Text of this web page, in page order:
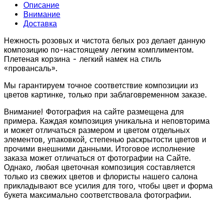
Описание
Внимание
Доставка
Нежность розовых и чистота белых роз делает данную
композицию по-настоящему легким комплиментом.
Плетеная корзина - легкий намек на стиль
«провансаль».
Мы гарантируем точное соответствие композиции из
цветов картинке, только при заблаговременном заказе.
Внимание! Фотография на сайте размещена для
примера. Каждая композиция уникальна и неповторима
и может отличаться размером и цветом отдельных
элементов, упаковкой, степенью раскрытости цветов и
прочими внешними данными. Итоговое исполнение
заказа может отличаться от фотографии на Сайте.
Однако, любая цветочная композиция составляется
только из свежих цветов и флористы нашего салона
прикладывают все усилия для того, чтобы цвет и форма
букета максимально соответствовала фотографии.